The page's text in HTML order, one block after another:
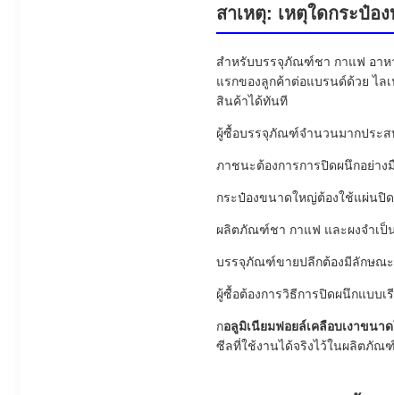
สาเหตุ: เหตุใดกระป๋
สำหรับบรรจุภัณฑ์ชา กาแฟ อาห
แรกของลูกค้าต่อแบรนด์ด้วย ไ
สินค้าได้ทันที
ผู้ซื้อบรรจุภัณฑ์จำนวนมากประส
ภาชนะต้องการการปิดผนึกอย่าง
กระป๋องขนาดใหญ่ต้องใช้แผ่นปิ
ผลิตภัณฑ์ชา กาแฟ และผงจำเป็
บรรจุภัณฑ์ขายปลีกต้องมีลักษณ
ผู้ซื้อต้องการวิธีการปิดผนึกแบบเ
กอลูมิเนียมฟอยล์เคลือบเงาขนา
ซีลที่ใช้งานได้จริงไว้ในผลิตภัณฑ์